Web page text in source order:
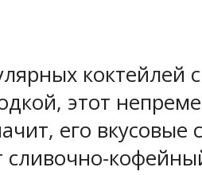
коктейлей
этот
его
сливочно-